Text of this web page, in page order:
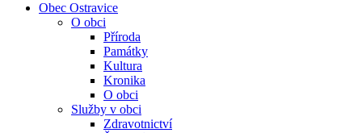
Obec Ostravice
O obci
Příroda
Památky
Kultura
Kronika
O obci
Služby v obci
Zdravotnictví